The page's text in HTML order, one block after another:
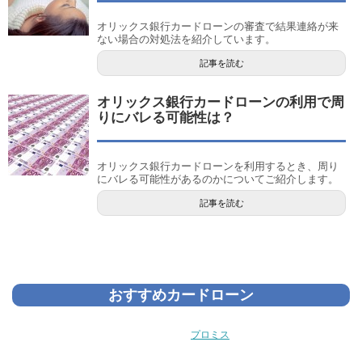
オリックス銀行カードローンの審査で結果連絡が来
ない場合の対処法を紹介しています。
記事を読む
オリックス銀行カードローンの利用で周
りにバレる可能性は？
オリックス銀行カードローンを利用するとき、周り
にバレる可能性があるのかについてご紹介します。
記事を読む
おすすめカードローン
プロミス